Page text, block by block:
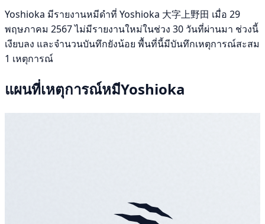
Yoshioka มีรายงานหมีดำที่ Yoshioka 大字上野田 เมื่อ 29
พฤษภาคม 2567 ไม่มีรายงานใหม่ในช่วง 30 วันที่ผ่านมา ช่วงนี้
เงียบลง และจำนวนบันทึกยังน้อย พื้นที่นี้มีบันทึกเหตุการณ์สะสม
1 เหตุการณ์
แผนที่เหตุการณ์หมีYoshioka